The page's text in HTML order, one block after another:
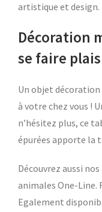
artistique et design.
Décoration
se faire
Un objet décoration
à votre chez vous !
n’hésitez plus, ce
épurées apporte la
Découvrez aussi
animales One-Line.
Egalement